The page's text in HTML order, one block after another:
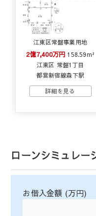
江東区常盤事業用地
2億7,400万円 158.59m²
江東区 常盤1丁目
都営新宿線森下駅
ローンシミュレー
お借入金額 (万円)